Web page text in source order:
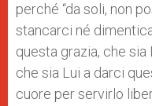
perché “da soli, non
stancarci né
questa grazia, che
che sia Lui a darci
cuore per servirlo